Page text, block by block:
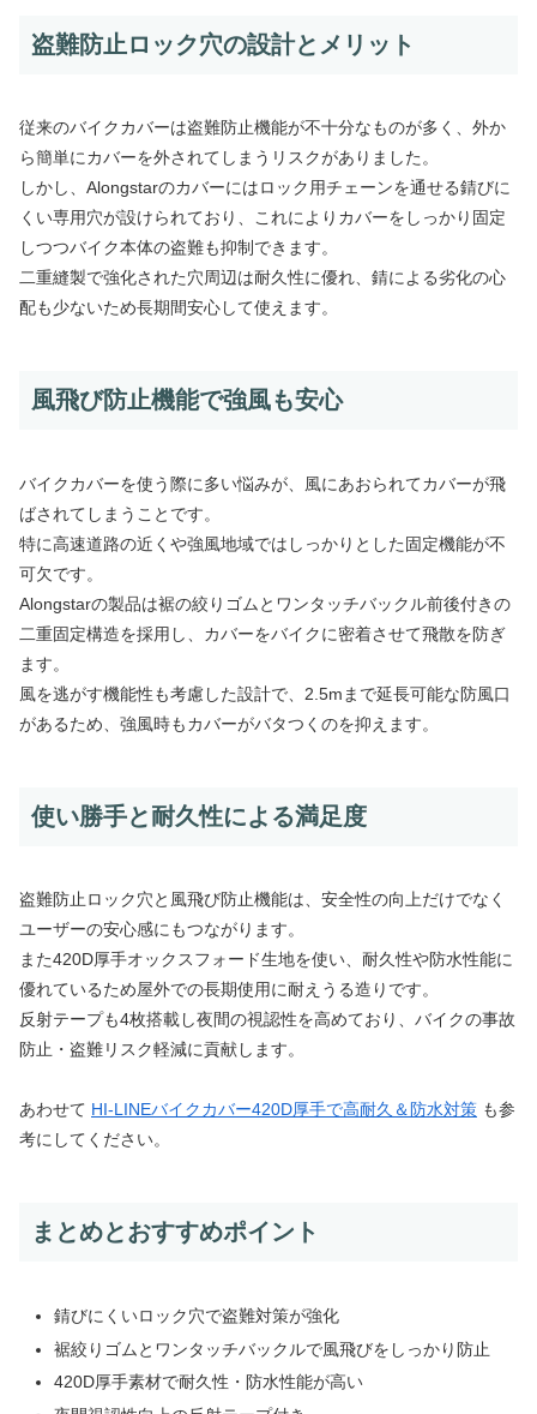
盗難防止ロック穴の設計とメリット
従来のバイクカバーは盗難防止機能が不十分なものが多く、外か
ら簡単にカバーを外されてしまうリスクがありました。
しかし、Alongstarのカバーにはロック用チェーンを通せる錆びに
くい専用穴が設けられており、これによりカバーをしっかり固定
しつつバイク本体の盗難も抑制できます。
二重縫製で強化された穴周辺は耐久性に優れ、錆による劣化の心
配も少ないため長期間安心して使えます。
風飛び防止機能で強風も安心
バイクカバーを使う際に多い悩みが、風にあおられてカバーが飛
ばされてしまうことです。
特に高速道路の近くや強風地域ではしっかりとした固定機能が不
可欠です。
Alongstarの製品は裾の絞りゴムとワンタッチバックル前後付きの
二重固定構造を採用し、カバーをバイクに密着させて飛散を防ぎ
ます。
風を逃がす機能性も考慮した設計で、2.5mまで延長可能な防風口
があるため、強風時もカバーがバタつくのを抑えます。
使い勝手と耐久性による満足度
盗難防止ロック穴と風飛び防止機能は、安全性の向上だけでなく
ユーザーの安心感にもつながります。
また420D厚手オックスフォード生地を使い、耐久性や防水性能に
優れているため屋外での長期使用に耐えうる造りです。
反射テープも4枚搭載し夜間の視認性を高めており、バイクの事故
防止・盗難リスク軽減に貢献します。
あわせて HI-LINEバイクカバー420D厚手で高耐久＆防水対策 も参
考にしてください。
まとめとおすすめポイント
錆びにくいロック穴で盗難対策が強化
裾絞りゴムとワンタッチバックルで風飛びをしっかり防止
420D厚手素材で耐久性・防水性能が高い